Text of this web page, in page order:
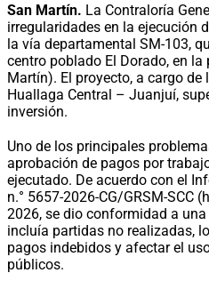
San Martín. La Contraloría
irregularidades en la ejecución
la vía departamental SM-103,
centro poblado El Dorado, en
Martín). El proyecto, a cargo de
Huallaga Central – Juanjuí,
inversión.
Uno de los principales
aprobación de pagos por
ejecutado. De acuerdo con el
n.° 5657-2026-CG/GRSM-SCC
2026, se dio conformidad a
incluía partidas no realizadas,
pagos indebidos y afectar el
públicos.